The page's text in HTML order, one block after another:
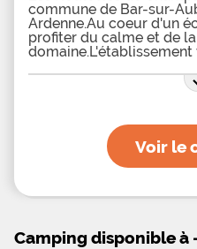
commune de Bar-sur-
Ardenne.Au coeur d'un
profiter du calme et de
salle de fitness, une aire
enfants...A proximité du
10km)- Tennis (- de
(- de 5km)- Jet-ski
la région du
des Blancs', la
producteurs de
Voir le
Camping disponible à